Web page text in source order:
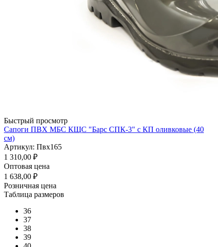
Быстрый просмотр
Сапоги ПВХ МБС КЩС "Барс СПК-3" с КП оливковые (40
см)
Артикул: Пвх165
1 310,00 ₽
Оптовая цена
1 638,00 ₽
Розничная цена
Таблица размеров
36
37
38
39